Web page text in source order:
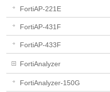
FortiAP-221E
FortiAP-431F
FortiAP-433F
FortiAnalyzer
FortiAnalyzer-150G